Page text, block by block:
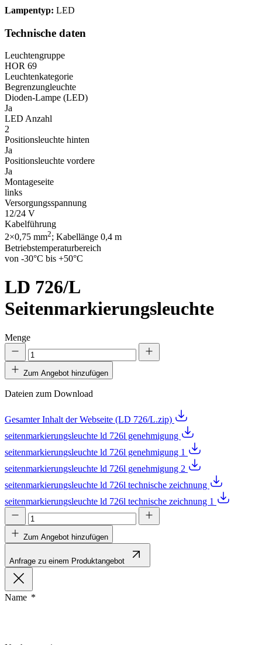
Lampentyp: LED
Technische daten
Leuchtengruppe
HOR 69
Leuchtenkategorie
Begrenzungleuchte
Dioden-Lampe (LED)
Ja
LED Anzahl
2
Positionsleuchte hinten
Ja
Positionsleuchte vordere
Ja
Montageseite
links
Versorgungsspannung
12/24 V
Kabelführung
2×0,75 mm2; Kabellänge 0,4 m
Betriebstemperaturbereich
von -30°C bis +50°C
LD 726/L
Seitenmarkierungsleuchte
Menge
Zum Angebot hinzufügen
Dateien zum Download
Gesamter Inhalt der Webseite (LD 726/L.zip)
seitenmarkierungsleuchte ld 726l genehmigung
seitenmarkierungsleuchte ld 726l genehmigung 1
seitenmarkierungsleuchte ld 726l genehmigung 2
seitenmarkierungsleuchte ld 726l technische zeichnung
seitenmarkierungsleuchte ld 726l technische zeichnung 1
Zum Angebot hinzufügen
Anfrage zu einem Produktangebot
Name